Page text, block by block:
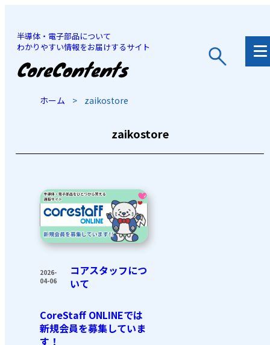
半導体・電子部品について
わかりやすい情報をお届けするサイト
JP
ホーム > zaikostore
zaikostore
2026-
04-06
コアスタッフにつ
いて
CoreStaff ONLINEでは
新規会員を募集していま
す！